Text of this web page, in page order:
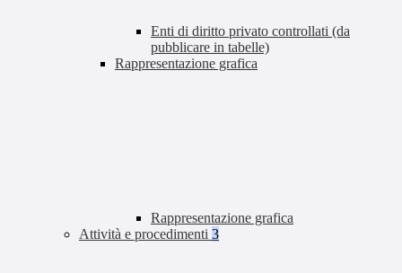
Enti di diritto privato controllati (da
pubblicare in tabelle)
Rappresentazione grafica
Rappresentazione grafica
Attività e procedimenti 3